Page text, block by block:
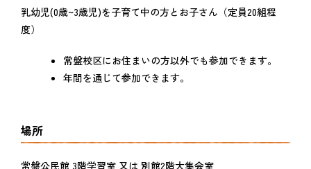
乳幼児(0歳~3歳児)を子育て中の方とお子さん（定員20組程
度）
常盤校区にお住まいの方以外でも参加できます。
年間を通じて参加できます。
場所
常盤公民館 3階学習室 又は 別館2階大集会室